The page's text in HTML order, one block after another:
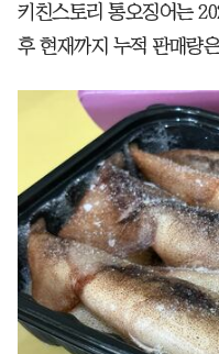
키친스토리 통오징어는
후 현재까지 누적 판매량